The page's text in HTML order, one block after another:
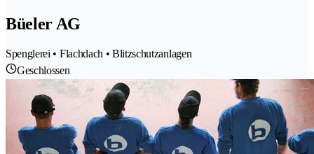
Büeler AG
Spenglerei • Flachdach • Blitzschutzanlagen
Geschlossen